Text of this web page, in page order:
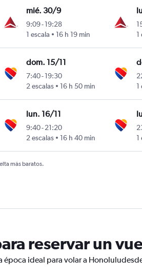
mié. 30/9
9:09-19:28
1 escala
16 h 19 min
1
dom. 15/11
7:40-19:30
2 escalas
16 h 50 min
1
lun. 16/11
9:40-21:20
2 escalas
16 h 40 min
1
más baratos.
reservar un
época ideal para volar a